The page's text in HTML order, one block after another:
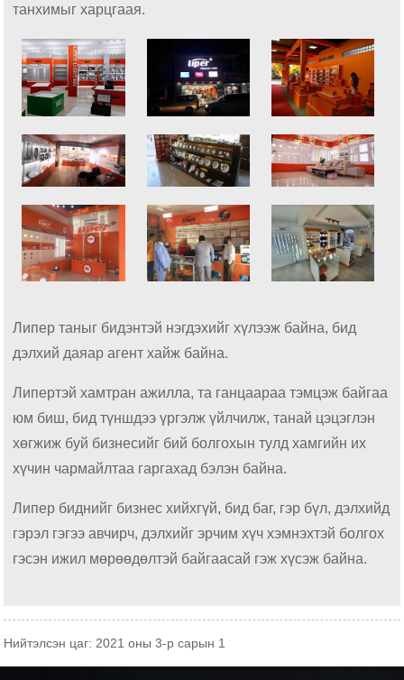
танхимыг харцгаая.
Липер таныг бидэнтэй нэгдэхийг хүлээж байна, бид
дэлхий даяар агент хайж байна.
Липертэй хамтран ажилла, та ганцаараа тэмцэж байгаа
юм биш, бид түншдээ үргэлж үйлчилж, танай цэцэглэн
хөгжиж буй бизнесийг бий болгохын тулд хамгийн их
хүчин чармайлтаа гаргахад бэлэн байна.
Липер биднийг бизнес хийхгүй, бид баг, гэр бүл, дэлхийд
гэрэл гэгээ авчирч, дэлхийг эрчим хүч хэмнэхтэй болгох
гэсэн ижил мөрөөдөлтэй байгаасай гэж хүсэж байна.
Нийтэлсэн цаг: 2021 оны 3-р сарын 1